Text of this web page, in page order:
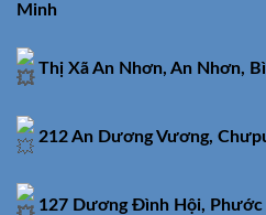
Minh
Thị Xã An Nhơn, An Nhơn,
212 An Dương Vương,
127 Dương Đình Hội, Phước